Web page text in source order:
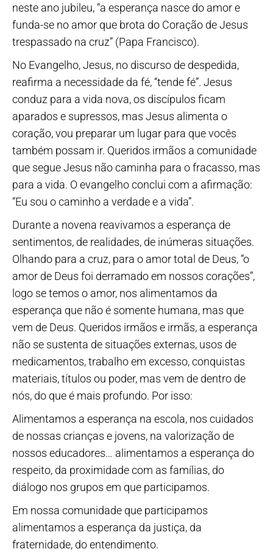
neste ano jubileu, “a esperança nasce do amor e
funda-se no amor que brota do Coração de Jesus
trespassado na cruz” (Papa Francisco).
No Evangelho, Jesus, no discurso de despedida,
reafirma a necessidade da fé, “tende fé”. Jesus
conduz para a vida nova, os discípulos ficam
aparados e supressos, mas Jesus alimenta o
coração, vou preparar um lugar para que vocês
também possam ir. Queridos irmãos a comunidade
que segue Jesus não caminha para o fracasso, mas
para a vida. O evangelho conclui com a afirmação:
“Eu sou o caminho a verdade e a vida”.
Durante a novena reavivamos a esperança de
sentimentos, de realidades, de inúmeras situações.
Olhando para a cruz, para o amor total de Deus, “o
amor de Deus foi derramado em nossos corações”,
logo se temos o amor, nos alimentamos da
esperança que não é somente humana, mas que
vem de Deus. Queridos irmãos e irmãs, a esperança
não se sustenta de situações externas, usos de
medicamentos, trabalho em excesso, conquistas
materiais, títulos ou poder, mas vem de dentro de
nós, do que é mais profundo. Por isso:
Alimentamos a esperança na escola, nos cuidados
de nossas crianças e jovens, na valorização de
nossos educadores… alimentamos a esperança do
respeito, da proximidade com as famílias, do
diálogo nos grupos em que participamos.
Em nossa comunidade que participamos
alimentamos a esperança da justiça, da
fraternidade, do entendimento.